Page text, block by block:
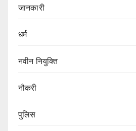
जानकारी
धर्म
नवीन नियुक्ति
नौकरी
पुलिस